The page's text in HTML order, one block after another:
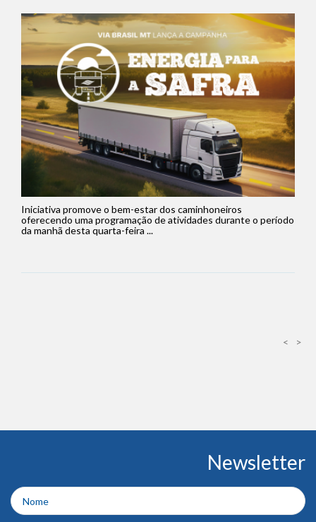
Iniciativa promove o bem-estar dos caminhoneiros
oferecendo uma programação de atividades durante o período
da manhã desta quarta-feira ...
< >
rodapé
Newsletter